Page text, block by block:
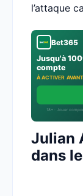
l’attaque
Bet365
Jusqu'à
compte
À ACTIVER
18+ · Jouer
Julian
dans